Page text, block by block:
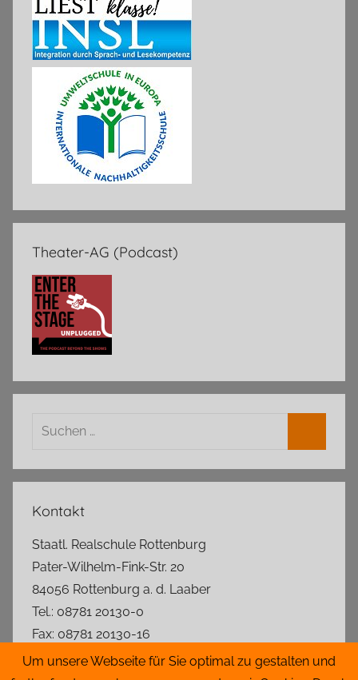
Theater-AG (Podcast)
Suchen
Kontakt
Staatl. Realschule Rottenburg
Pater-Wilhelm-Fink-Str. 20
84056 Rottenburg a. d. Laaber
Tel.: 08781 20130-0
Fax: 08781 20130-16
rs.rottenburg@t-online.de
Um unsere Webseite für Sie optimal zu gestalten und